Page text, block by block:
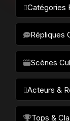
Catégories
Science-
Drame /
Comédie/
Horreur
Fantastique
Répliques
Scènes
Acteurs &
Tops &